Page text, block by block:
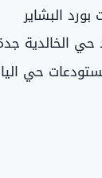
البشاير
الخالدية
حي